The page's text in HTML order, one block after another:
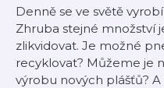
Denně se ve světě
Zhruba stejné množství
zlikvidovat. Je možné
recyklovat? Můžeme je
výrobu nových plášťů?